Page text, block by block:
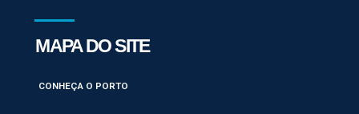
MAPA DO SITE
CONHEÇA O PORTO